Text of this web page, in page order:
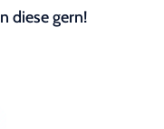
diese gern!